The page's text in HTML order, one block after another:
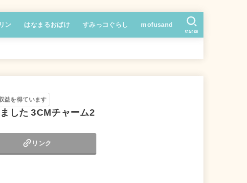
ン はなまるおばけ すみっコぐらし mofusand
SEARCH
益を得ています
した 3CMチャーム2
リンク